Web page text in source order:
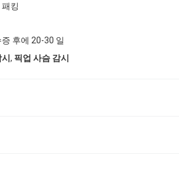
킹
후에 20-30 일
, 픽업 사슴 감시